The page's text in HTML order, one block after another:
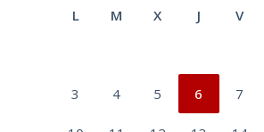
L M X J V
3 4 5 6 7